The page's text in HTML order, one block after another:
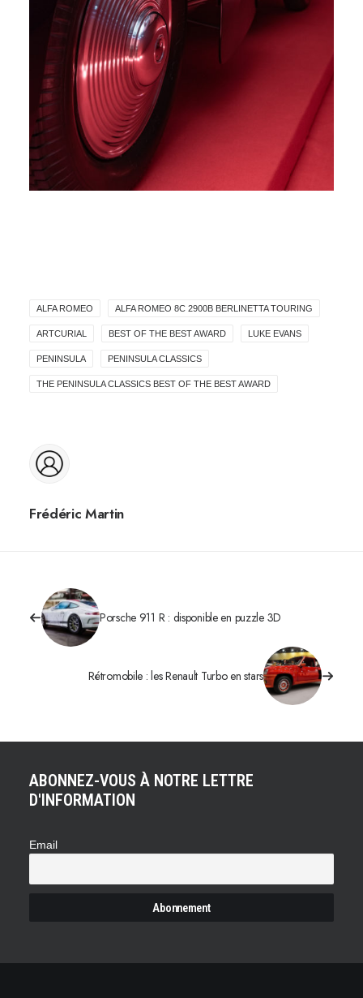
ALFA ROMEO ALFA ROMEO 8C 2900B BERLINETTA TOURING
ARTCURIAL BEST OF THE BEST AWARD LUKE EVANS
PENINSULA PENINSULA CLASSICS
THE PENINSULA CLASSICS BEST OF THE BEST AWARD
Frédéric Martin
Porsche 911 R : disponible en puzzle 3D
Rétromobile : les Renault Turbo en stars
ABONNEZ-VOUS À NOTRE LETTRE
D'INFORMATION
Email